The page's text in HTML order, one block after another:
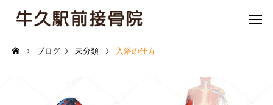
ブログ 未分類 入浴の仕方